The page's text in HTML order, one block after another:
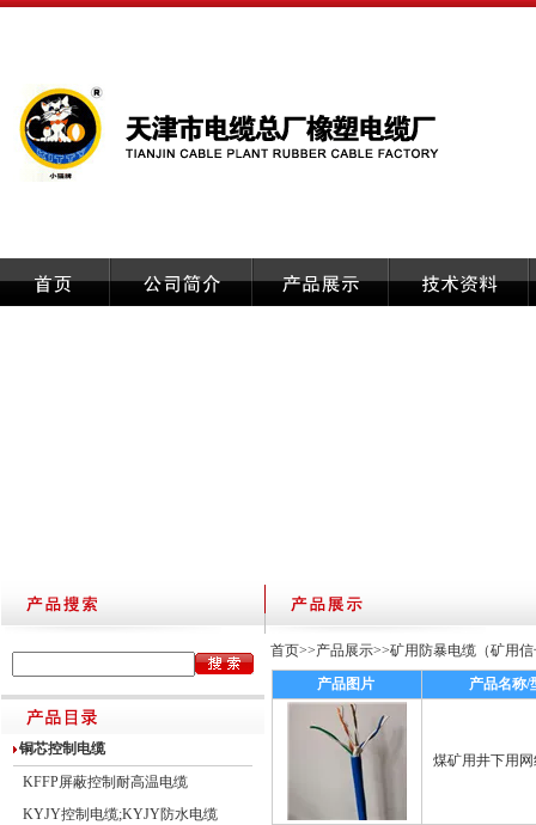
铜芯控制电缆
KFFP屏蔽控制耐高温电缆
KYJY控制电缆;KYJY防水电缆
首页>>产品展示>>矿用防暴电缆（矿用
产品图片
产品名称/
煤矿用井下用